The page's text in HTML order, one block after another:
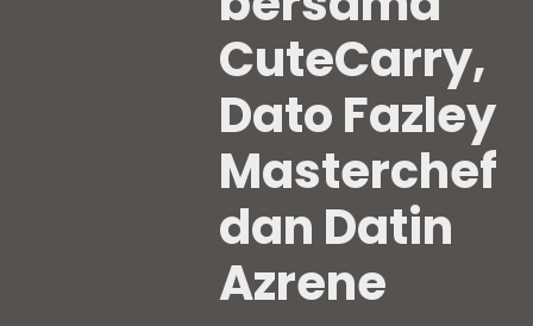
CuteCarry,
Dato Fazley
Masterchef
dan Datin
Azrene